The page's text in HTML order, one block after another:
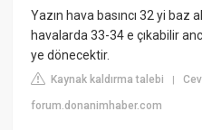
Yazın hava basıncı 32 yi baz
havalarda 33-34 e çıkabilir
ye dönecektir.
Kaynak kaldırma talebi |
forum.donanimhaber.com